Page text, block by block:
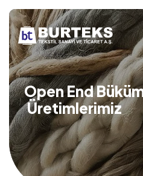
Open End
Üretimlerimiz